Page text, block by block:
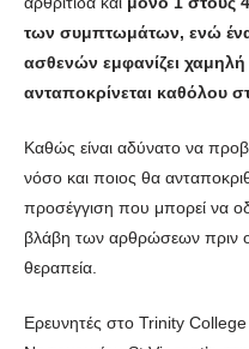
των συμπτωμάτων, ενώ
ασθενών εμφανίζει
ανταποκρίνεται καθόλου
Καθώς είναι αδύνατο να
νόσο και ποιος θα
προσέγγιση που μπορεί να
βλάβη των αρθρώσεων πριν
θεραπεία.
Ερευνητές στο Trinity